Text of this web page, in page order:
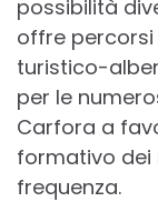
possibilità
offre
turistico-
per le
Carfora a
formativo dei
frequenza.